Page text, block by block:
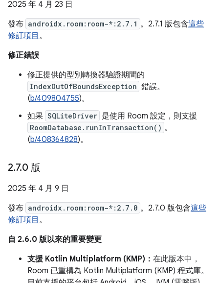
2025 年 4 月 23 日
發布 androidx.room:room-*:2.7.1 。2.7.1 版包含這些
修訂項目 。
修正錯誤
修正提供的型別轉換器驗證期間的
IndexOutOfBoundsException 錯誤。
(b/409804755)。
如果 SQLiteDriver 是使用 Room 設定，則支援
RoomDatabase.runInTransaction() 。
(b/408364828)。
2.7.0 版
2025 年 4 月 9 日
發布 androidx.room:room-*:2.7.0 。2.7.0 版包含這些
修訂項目 。
自 2.6.0 版以來的重要變更
支援 Kotlin Multiplatform (KMP)： 在此版本中，
Room 已重構為 Kotlin Multiplatform (KMP) 程式庫。